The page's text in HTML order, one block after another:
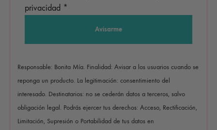
privacidad *
Responsable: Bonita Mía. Finalidad: Avisar a los usuarios cuando se
reponga un producto. La legitimación: consentimiento del
interesado. Destinatarios: no se cederán datos a terceros, salvo
obligación legal. Podrás ejercer tus derechos: Acceso, Rectificación,
Limitación, Supresión o Portabilidad de tus datos en